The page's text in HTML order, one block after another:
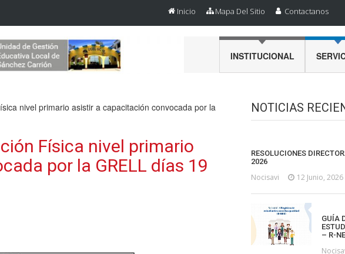
Inicio Mapa Del Sitio Contactanos
INSTITUCIONAL
nivel primario asistir a capacitación convocada por la
Física nivel primario
por la GRELL días 19
NOTICIAS
RESOLUCIONES
2026
Nocisavi 12 Junio, 2026
GUÍA
– R-